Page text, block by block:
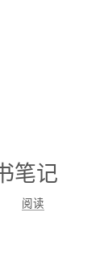
笔记
阅读